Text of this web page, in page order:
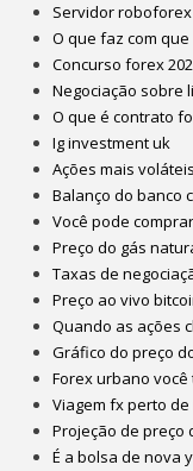
Servidor
O que faz com
Concurso forex
Negociação sobre
O que é contrato
Ig investment uk
Ações mais
Balanço do banco
Você pode
Preço do gás
Taxas de
Preço ao vivo
Quando as ações
Gráfico do preço
Forex urbano você
Viagem fx perto de
Projeção de preço
É a bolsa de nova